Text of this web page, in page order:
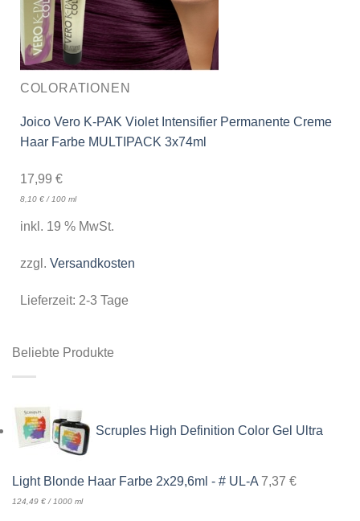
COLORATIONEN
Joico Vero K-PAK Violet Intensifier Permanente Creme
Haar Farbe MULTIPACK 3x74ml
17,99 €
8,10 €/100 ml
inkl. 19 % MwSt.
zzgl. Versandkosten
Lieferzeit: 2-3 Tage
Beliebte Produkte
Scruples High Definition Color Gel Ultra
Light Blonde Haar Farbe 2x29,6ml - # UL-A 7,37 €
124,49 €/1000 ml